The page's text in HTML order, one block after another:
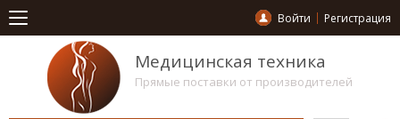
Войти Регистрация
Медицинская техника
Прямые поставки от производителей